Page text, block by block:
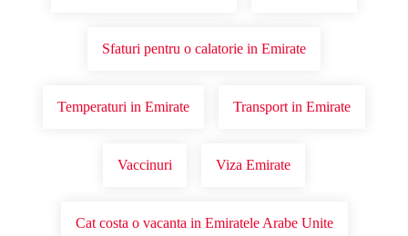
Sfaturi pentru o calatorie in Emirate
Temperaturi in Emirate Transport in Emirate
Vaccinuri Viza Emirate
Cat costa o vacanta in Emiratele Arabe Unite